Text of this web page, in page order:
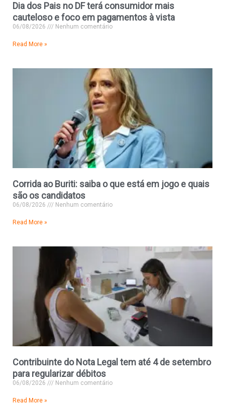
Dia dos Pais no DF terá consumidor mais
cauteloso e foco em pagamentos à vista
06/08/2026 Nenhum comentário
Read More »
Corrida ao Buriti: saiba o que está em jogo e quais
são os candidatos
06/08/2026 Nenhum comentário
Read More »
Contribuinte do Nota Legal tem até 4 de setembro
para regularizar débitos
06/08/2026 Nenhum comentário
Read More »